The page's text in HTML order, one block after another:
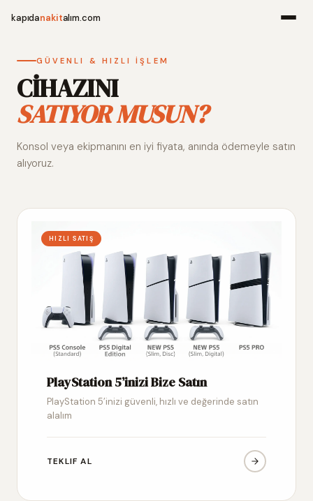
kapıdanakitalım.com
Alım
GÜVENLI & HIZLI İŞLEM
CİHAZINI
SATIYOR MUSUN?
Konsol veya ekipmanını en iyi fiyata, anında ödemeyle satın
alıyoruz.
HIZLI SATIŞ
PlayStation 5’inizi Bize Satın
PlayStation 5’inizi güvenli, hızlı ve değerinde satın
alalım
TEKLIF AL